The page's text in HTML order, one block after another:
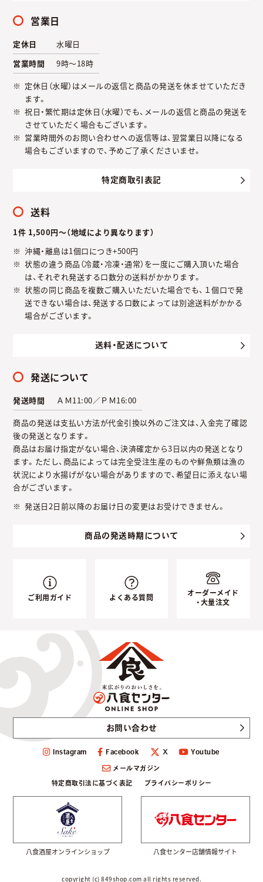
営業日
定休日
水曜日
営業時間
9時～18時
定休日（水曜）はメールの返信と商品の発送を休ませていただき
ます。
祝日・繁忙期は定休日（水曜）でも、メールの返信と商品の発送を
させていただく場合もございます。
営業時間外のお問い合わせへの返信等は、翌営業日以降になる
場合もございますので、予めご了承くださいませ。
特定商取引表記
送料
1件 1,500円～（地域により異なります）
沖縄・離島は1個口につき+500円
状態の違う商品（冷蔵・冷凍・通常）を一度にご購入頂いた場合
は、それぞれ発送する口数分の送料がかかります。
状態の同じ商品を複数ご購入いただいた場合でも、１個口で発
送できない場合は、発送する口数によっては別途送料がかかる
場合がございます。
送料・配送について
発送について
発送時間
ＡＭ11:00／ＰＭ16:00
商品の発送は支払い方法が代金引換以外のご注文は、入金完了確認
後の発送となります。
商品はお届け指定がない場合、決済確定から3日以内の発送となり
ます。ただし、商品によっては完全受注生産のものや鮮魚類は漁の
状況により水揚げがない場合がありますので、希望日に添えない場
合がございます。
発送日2日前以降のお届け日の変更はお受けできません。
商品の発送時期について
ご利用ガイド よくある質問
オーダーメイド
・大量注文
お問い合わせ
Instagram Facebook Ｘ Youtube
メールマガジン
特定商取引法に基づく表記 プライバシーポリシー
八食酒屋オンラインショップ 八食センター店舗情報サイト
copyright (c) 849shop.com all rights reserved.